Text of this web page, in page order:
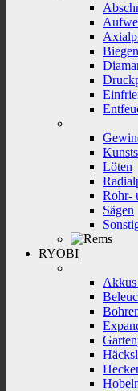
Biegen
Löten
Rohr-
Sägen
RYOBI
Akkus